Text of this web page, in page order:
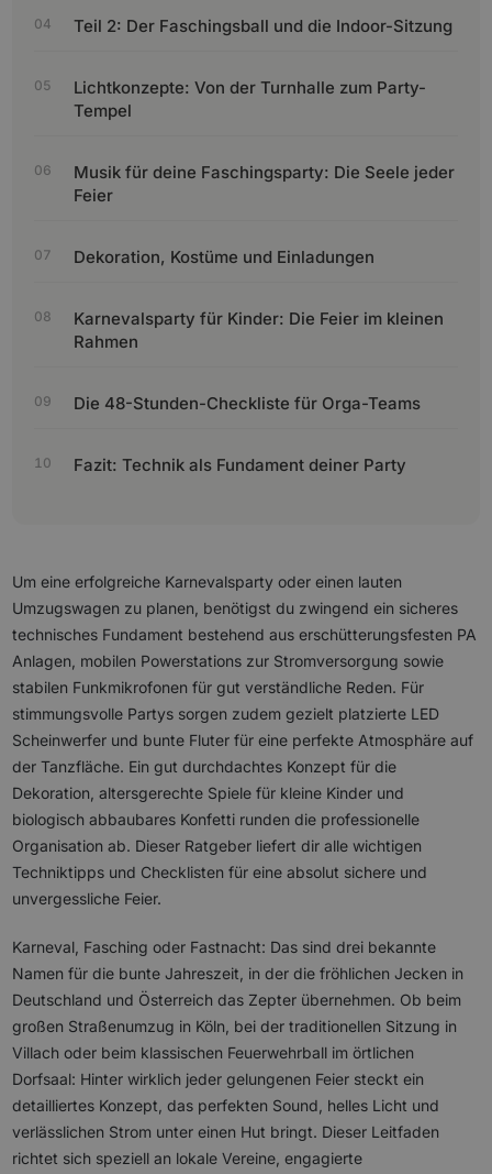
Teil 2: Der Faschingsball und die Indoor-Sitzung
Lichtkonzepte: Von der Turnhalle zum Party-
Tempel
Musik für deine Faschingsparty: Die Seele jeder
Feier
Dekoration, Kostüme und Einladungen
Karnevalsparty für Kinder: Die Feier im kleinen
Rahmen
Die 48-Stunden-Checkliste für Orga-Teams
Fazit: Technik als Fundament deiner Party
Um eine erfolgreiche Karnevalsparty oder einen lauten
Umzugswagen zu planen, benötigst du zwingend ein sicheres
technisches Fundament bestehend aus erschütterungsfesten PA
Anlagen, mobilen Powerstations zur Stromversorgung sowie
stabilen Funkmikrofonen für gut verständliche Reden. Für
stimmungsvolle Partys sorgen zudem gezielt platzierte LED
Scheinwerfer und bunte Fluter für eine perfekte Atmosphäre auf
der Tanzfläche. Ein gut durchdachtes Konzept für die
Dekoration, altersgerechte Spiele für kleine Kinder und
biologisch abbaubares Konfetti runden die professionelle
Organisation ab. Dieser Ratgeber liefert dir alle wichtigen
Techniktipps und Checklisten für eine absolut sichere und
unvergessliche Feier.
Karneval, Fasching oder Fastnacht: Das sind drei bekannte
Namen für die bunte Jahreszeit, in der die fröhlichen Jecken in
Deutschland und Österreich das Zepter übernehmen. Ob beim
großen Straßenumzug in Köln, bei der traditionellen Sitzung in
Villach oder beim klassischen Feuerwehrball im örtlichen
Dorfsaal: Hinter wirklich jeder gelungenen Feier steckt ein
detailliertes Konzept, das perfekten Sound, helles Licht und
verlässlichen Strom unter einen Hut bringt. Dieser Leitfaden
richtet sich speziell an lokale Vereine, engagierte